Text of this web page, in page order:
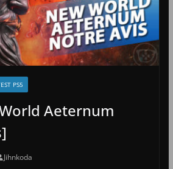
PS5
Aeternum
Jihnkoda